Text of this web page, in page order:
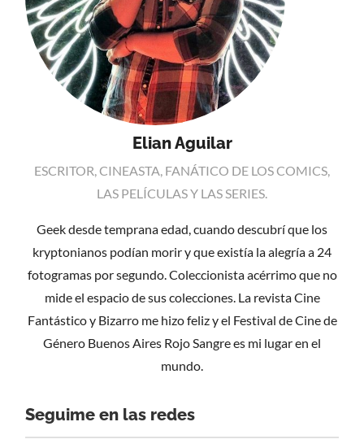
Elian Aguilar
ESCRITOR, CINEASTA, FANÁTICO DE LOS COMICS,
LAS PELÍCULAS Y LAS SERIES.
Geek desde temprana edad, cuando descubrí que los
kryptonianos podían morir y que existía la alegría a 24
fotogramas por segundo. Coleccionista acérrimo que no
mide el espacio de sus colecciones. La revista Cine
Fantástico y Bizarro me hizo feliz y el Festival de Cine de
Género Buenos Aires Rojo Sangre es mi lugar en el
mundo.
Seguime en las redes